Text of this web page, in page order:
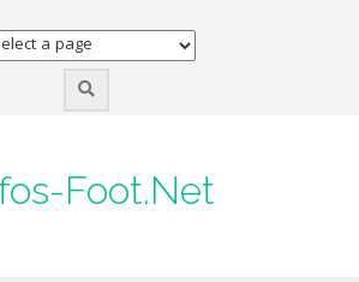
Foot.Net